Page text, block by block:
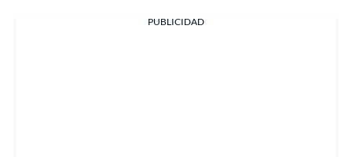
PUBLICIDAD